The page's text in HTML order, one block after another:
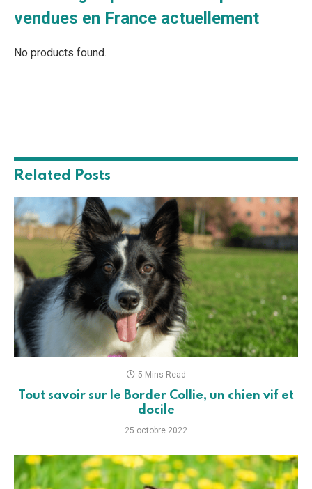
vendues en France actuellement
No products found.
Related Posts
5 Mins Read
Tout savoir sur le Border Collie, un chien vif et
docile
25 octobre 2022